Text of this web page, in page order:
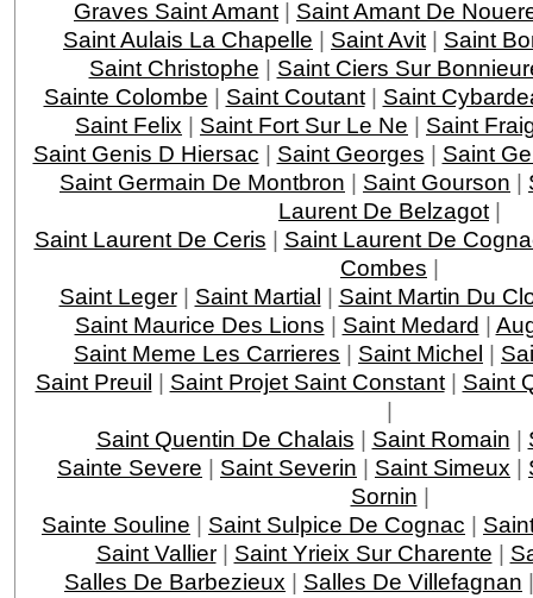
Graves Saint Amant | Saint Amant De
Saint Aulais La Chapelle | Saint Avit | Saint
Saint Christophe | Saint Ciers Sur
Sainte Colombe | Saint Coutant| Saint
Saint Felix | Saint Fort Sur Le Ne | Saint
Saint Genis D Hiersac | Saint Georges | Saint
Saint Germain De Montbron | Saint Gourson |
Laurent De Belzagot |
Saint Laurent De Ceris | Saint Laurent De
Combes |
Saint Leger| Saint Martial | Saint Martin Du
Saint Maurice Des Lions | Saint Medard |
Saint Meme Les Carrieres | Saint Michel |
Saint Preuil | Saint Projet Saint Constant| Saint
|
Saint Quentin De Chalais | Saint Romain |
Sainte Severe | Saint Severin | Saint Simeux |
Sornin |
Sainte Souline | Saint Sulpice De Cognac |
Saint Vallier| Saint Yrieix Sur Charente |
Salles De Barbezieux | Salles De Villefagnan